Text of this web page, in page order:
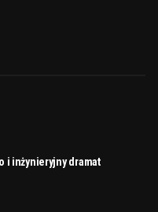
i inżynieryjny dramat